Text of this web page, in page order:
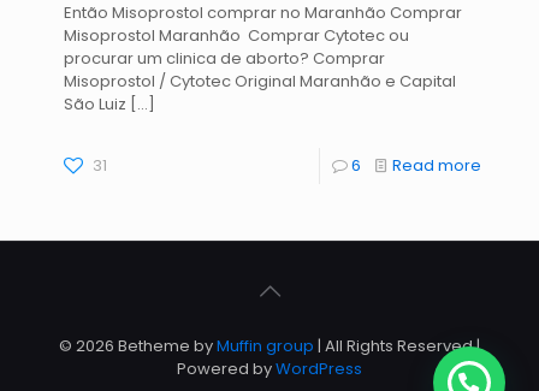
Então Misoprostol comprar no Maranhão Comprar
Misoprostol Maranhão Comprar Cytotec ou
procurar um clinica de aborto? Comprar
Misoprostol / Cytotec Original Maranhão e Capital
São Luiz […]
31 6 Read more
© 2026 Betheme byMuffin group | All Rights Reserved |
Powered byWordPress